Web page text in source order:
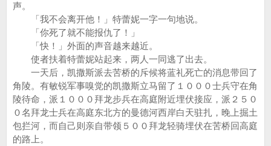
声。
「我不会离开他！」特蕾妮一字一句地说。
「你死了就不能报仇了！」
「快！」外面的声音越来越近。
使者扶着特蕾妮站起来，两人一同逃了出去。
一天后，凯撒斯派去苦桥的斥候将蓝礼死亡的消息带回了
角陵。有敏锐军事嗅觉的凯撒斯立马留了１０００士兵守在角
陵待命，派１０００拜龙步兵在高庭附近埋伏接应，派２５０
０名拜龙士兵在高庭东北方的曼德河西岸白天驻扎，晚上掘土
包拦河，而自己则亲自带领５００拜龙轻骑埋伏在苦桥回高庭
的路上。